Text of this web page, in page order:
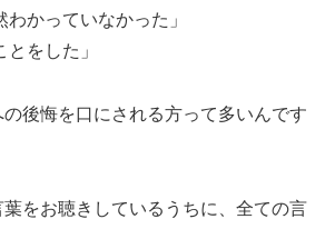
わかっていなかった」
とをした」
後悔を口にされる方って多いんです
をお聴きしているうちに、全ての言